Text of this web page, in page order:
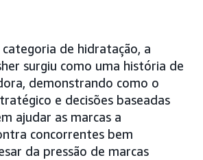
de hidratação, a
surgiu como uma história de
demonstrando como o
e decisões baseadas
ajudar as marcas a
concorrentes bem
da pressão de marcas